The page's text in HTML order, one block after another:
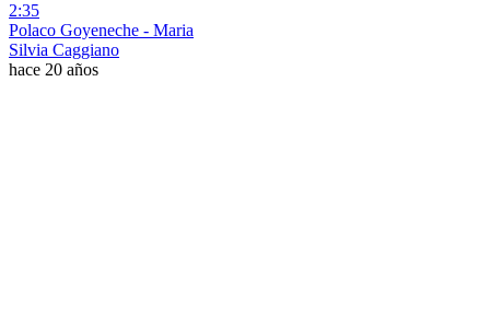
2:35
Polaco Goyeneche - Maria
Silvia Caggiano
hace 20 años